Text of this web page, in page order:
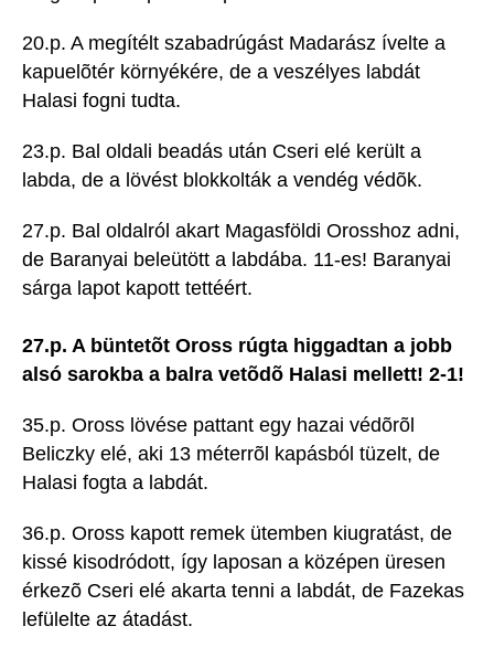
20.p. A megítélt szabadrúgást Madarász ívelte a
kapuelõtér környékére, de a veszélyes labdát
Halasi fogni tudta.
23.p. Bal oldali beadás után Cseri elé került a
labda, de a lövést blokkolták a vendég védõk.
27.p. Bal oldalról akart Magasföldi Orosshoz adni,
de Baranyai beleütött a labdába. 11-es! Baranyai
sárga lapot kapott tettéért.
27.p. A büntetõt Oross rúgta higgadtan a jobb
alsó sarokba a balra vetõdõ Halasi mellett! 2-1!
35.p. Oross lövése pattant egy hazai védõrõl
Beliczky elé, aki 13 méterrõl kapásból tüzelt, de
Halasi fogta a labdát.
36.p. Oross kapott remek ütemben kiugratást, de
kissé kisodródott, így laposan a középen üresen
érkezõ Cseri elé akarta tenni a labdát, de Fazekas
lefülelte az átadást.